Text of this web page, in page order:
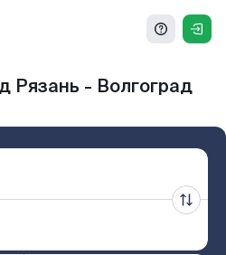
Рязань - Волгоград